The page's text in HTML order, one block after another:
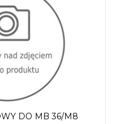
DO MB 36/M8